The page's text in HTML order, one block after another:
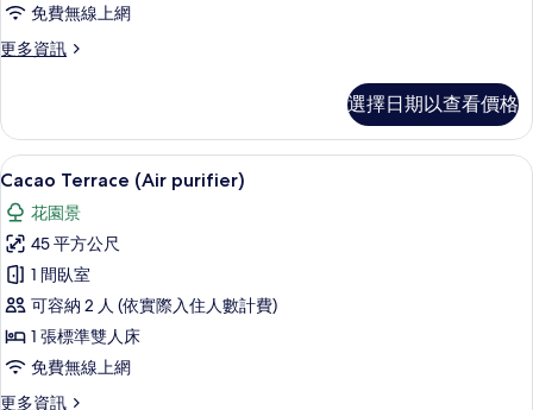
所
有
免費無線上網
更多資訊
更
(Air
purifier)
的
詳
情
選擇日期以查看價格
顯
示
Cacao
Terrace
(Air
purifier)
的
所
有
Cacao Terrace (Air purifier) | 露台/庭院
14
Cacao Terrace (Air purifier)
花園景
45 平方公尺
1 間臥室
可容納 2 人 (依實際入住人數計費)
1 張標準雙人床
免費無線上網
更多資訊
更